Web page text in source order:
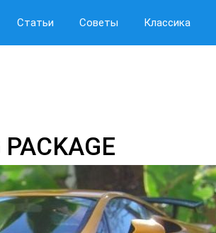
Статьи Советы Классика